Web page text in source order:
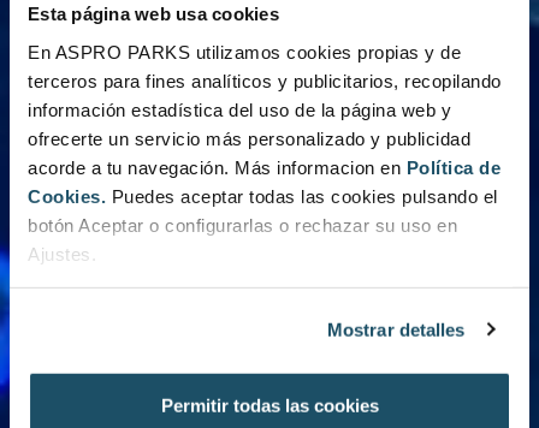
Esta página web usa cookies
En ASPRO PARKS utilizamos cookies propias y de
terceros para fines analíticos y publicitarios, recopilando
información estadística del uso de la página web y
ofrecerte un servicio más personalizado y publicidad
acorde a tu navegación. Más informacion en Política de
Cookies.
Puedes aceptar todas las cookies pulsando el
botón Aceptar o configurarlas o rechazar su uso en
Ajustes.
Mostrar detalles
Permitir todas las cookies